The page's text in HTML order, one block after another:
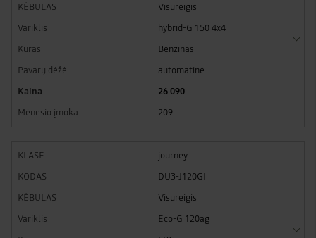
Visureigis
hybrid-G 150 4x4
Benzinas
automatinė
26 090
209
journey
DU3-J120GI
Visureigis
Eco-G 120ag